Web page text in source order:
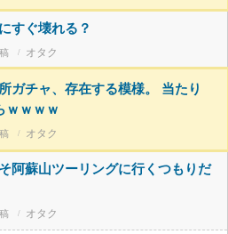
すぐ壊れる？
オタク
ガチャ、存在する模様。 当たり
ｗｗｗｗ
オタク
阿蘇山ツーリングに行くつもりだ
オタク